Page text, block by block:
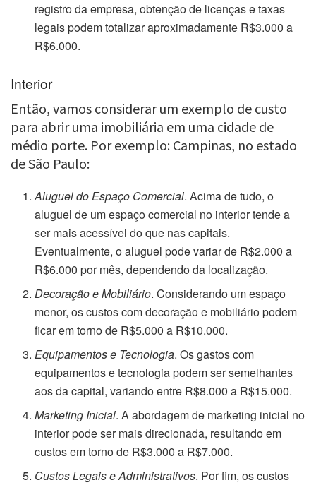
registro da empresa, obtenção de licenças e taxas
legais podem totalizar aproximadamente R$3.000 a
R$6.000.
Interior
Então, vamos considerar um exemplo de custo
para abrir uma imobiliária em uma cidade de
médio porte. Por exemplo: Campinas, no estado
de São Paulo:
Aluguel do Espaço Comercial. Acima de tudo, o
aluguel de um espaço comercial no interior tende a
ser mais acessível do que nas capitais.
Eventualmente, o aluguel pode variar de R$2.000 a
R$6.000 por mês, dependendo da localização.
Decoração e Mobiliário. Considerando um espaço
menor, os custos com decoração e mobiliário podem
ficar em torno de R$5.000 a R$10.000.
Equipamentos e Tecnologia. Os gastos com
equipamentos e tecnologia podem ser semelhantes
aos da capital, variando entre R$8.000 a R$15.000.
Marketing Inicial. A abordagem de marketing inicial no
interior pode ser mais direcionada, resultando em
custos em torno de R$3.000 a R$7.000.
Custos Legais e Administrativos. Por fim, os custos